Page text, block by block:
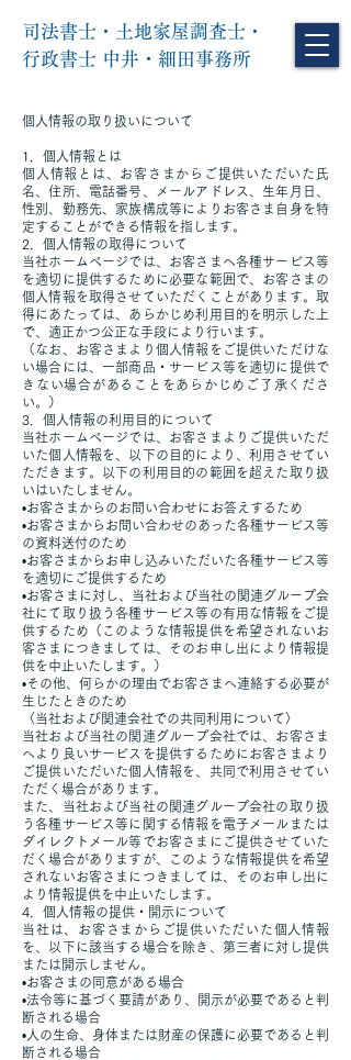
司法書士・土地家屋調査士・
行政書士 中井・細田事務所
個人情報の取り扱いについて
1．個人情報とは
個人情報とは、お客さまからご提供いただいた氏
名、住所、電話番号、メールアドレス、生年月日、
性別、勤務先、家族構成等によりお客さま自身を特
定することができる情報を指します。
2．個人情報の取得について
当社ホームページでは、お客さまへ各種サービス等
を適切に提供するために必要な範囲で、お客さまの
個人情報を取得させていただくことがあります。取
得にあたっては、あらかじめ利用目的を明示した上
で、適正かつ公正な手段により行います。
（なお、お客さまより個人情報をご提供いただけな
い場合には、一部商品・サービス等を適切に提供で
きない場合があることをあらかじめご了承くださ
い。）
3．個人情報の利用目的について
当社ホームページでは、お客さまよりご提供いただ
いた個人情報を、以下の目的により、利用させてい
ただきます。以下の利用目的の範囲を超えた取り扱
いはいたしません。
•お客さまからのお問い合わせにお答えするため
•お客さまからお問い合わせのあった各種サービス等
の資料送付のため
•お客さまからお申し込みいただいた各種サービス等
を適切にご提供するため
•お客さまに対し、当社および当社の関連グループ会
社にて取り扱う各種サービス等の有用な情報をご提
供するため（このような情報提供を希望されないお
客さまにつきましては、そのお申し出により情報提
供を中止いたします。）
•その他、何らかの理由でお客さまへ連絡する必要が
生じたときのため
〈当社および関連会社での共同利用について〉
当社および当社の関連グループ会社では、お客さま
へより良いサービスを提供するためにお客さまより
ご提供いただいた個人情報を、共同で利用させてい
ただく場合があります。
また、当社および当社の関連グループ会社の取り扱
う各種サービス等に関する情報を電子メールまたは
ダイレクトメール等でお客さまにご提供させていた
だく場合がありますが、このような情報提供を希望
されないお客さまにつきましては、そのお申し出に
より情報提供を中止いたします。
4．個人情報の提供・開示について
当社は、お客さまからご提供いただいた個人情報
を、以下に該当する場合を除き、第三者に対し提供
または開示しません。
•お客さまの同意がある場合
•法令等に基づく要請があり、開示が必要であると判
断される場合
•人の生命、身体または財産の保護に必要であると判
断される場合